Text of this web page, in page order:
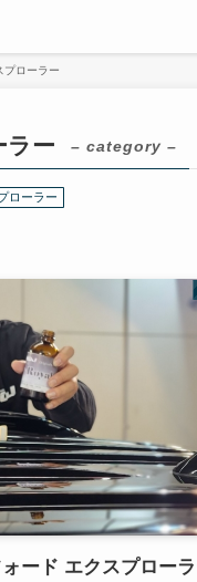
プローラー
ラー – category –
ローラー
ード エクスプローラ